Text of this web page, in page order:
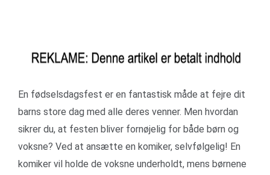
En fødselsdagsfest er en fantastisk måde at fejre dit
barns store dag med alle deres venner. Men hvordan
sikrer du, at festen bliver fornøjelig for både børn og
voksne? Ved at ansætte en komiker, selvfølgelig! En
komiker vil holde de voksne underholdt, mens børnene